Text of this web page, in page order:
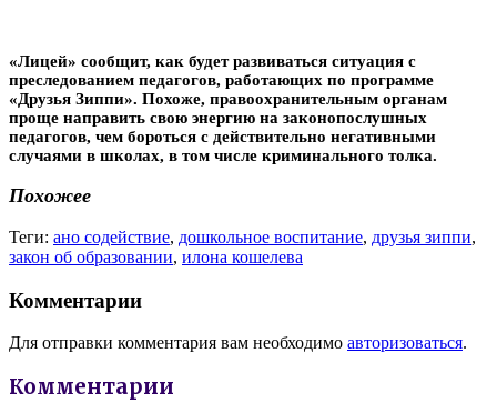
«Лицей» сообщит, как будет развиваться ситуация с
преследованием педагогов, работающих по программе
«Друзья Зиппи». Похоже, правоохранительным органам
проще направить свою энергию на законопослушных
педагогов, чем бороться с действительно негативными
случаями в школах, в том числе криминального толка.
Похожее
Теги: ано содействие, дошкольное воспитание, друзья зиппи,
закон об образовании, илона кошелева
Комментарии
Для отправки комментария вам необходимо авторизоваться.
Комментарии